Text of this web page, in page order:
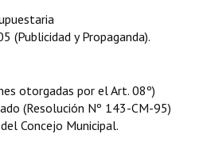
(Publicidad y Propaganda).
otorgadas por el Art. 08º)
(Resolución Nº 143-CM-95)
Concejo Municipal.